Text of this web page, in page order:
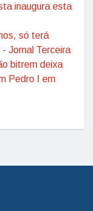
inaugura esta
só terá
Jornal Terceira
bitrem deixa
Pedro I em